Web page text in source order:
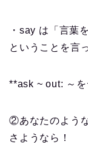
・say は「言葉
ということを言
**ask ~ out: ～を
②あなたのよう
さようなら！